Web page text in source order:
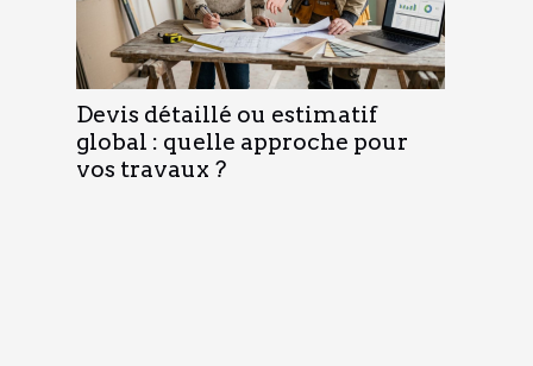
Devis détaillé ou estimatif
global : quelle approche pour
vos travaux ?